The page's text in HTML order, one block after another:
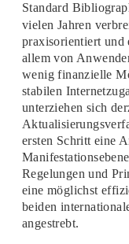
Standard
vielen Jahren
praxisorientiert und
allem von
wenig finanzielle
stabilen
unterziehen sich
ersten Schritt eine
Regelungen und
eine möglichst
beiden
angestrebt.